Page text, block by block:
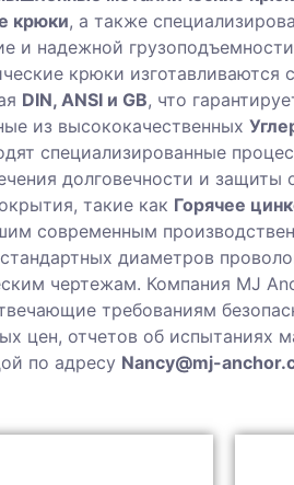
крюки, а также
и надежной
крюки
DIN, ANSI и GB, что
из высококачественных
специализированные
долговечности и
такие как Горячее
современным
диаметров
чертежам. Компания MJ
требованиям
цен, отчетов об испытаниях
по адресу Nancy@mj-